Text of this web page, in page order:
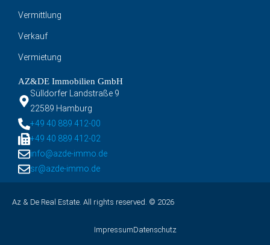
Vermittlung
Verkauf
Vermietung
AZ&DE Immobilien GmbH
Sülldorfer Landstraße 9
22589 Hamburg
+49 40 889 412-00
+49 40 889 412-02
info@azde-immo.de
sr@azde-immo.de
Az & De Real Estate. All rights reserved. © 2026
ImpressumDatenschutz